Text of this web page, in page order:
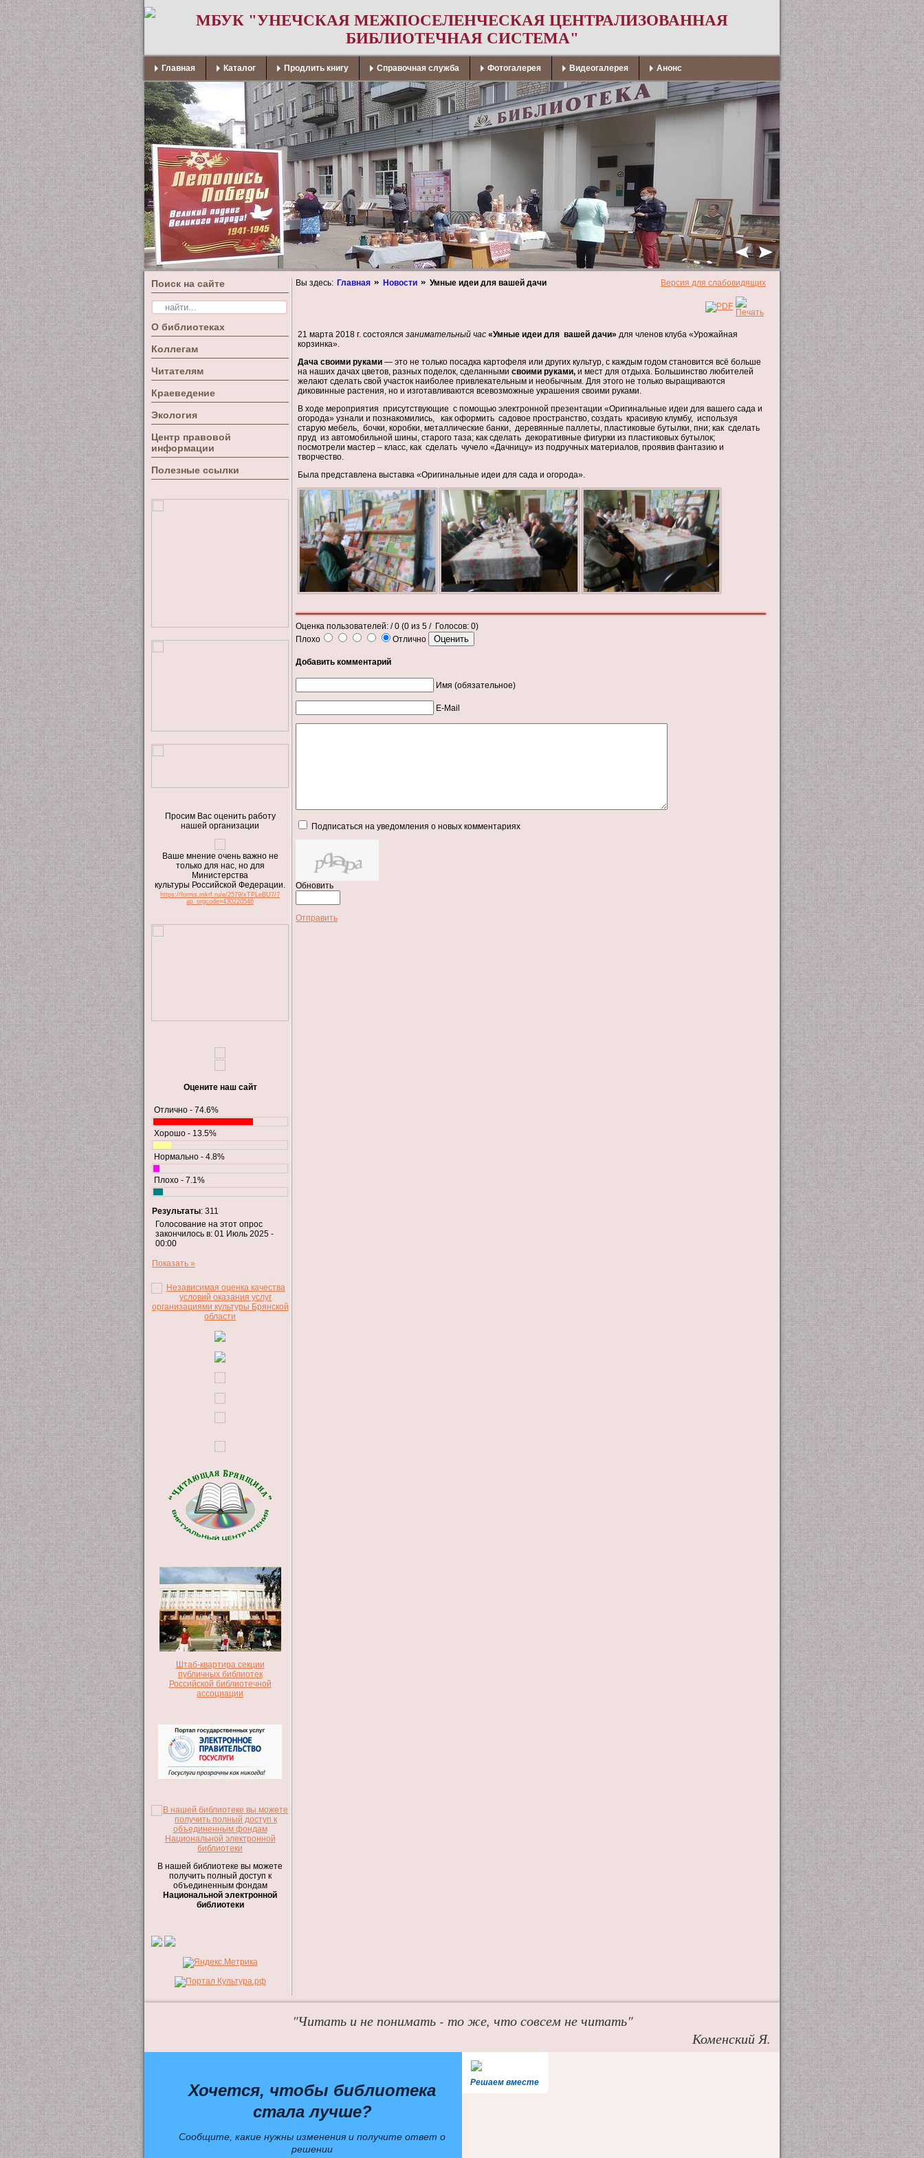
МБУК "УНЕЧСКАЯ МЕЖПОСЕЛЕНЧЕСКАЯ ЦЕНТРАЛИЗОВАННАЯ
БИБЛИОТЕЧНАЯ СИСТЕМА"
Главная Каталог Продлить книгу Справочная служба Фотогалерея Видеогалерея Анонс
Поиск на сайте
О библиотеках
Коллегам
Читателям
Краеведение
Экология
Центр правовой
информации
Полезные ссылки
Просим Вас оценить работу
нашей организации
Ваше мнение очень важно не
только для нас, но для
Министерства
культуры Российской Федерации.
https://forms.mkrf.ru/e/2579/xTPLeBU7/?
ap_orgcode=430220546
Оцените наш сайт
Отлично - 74.6%
Хорошо - 13.5%
Нормально - 4.8%
Плохо - 7.1%
Результаты: 311
Голосование на этот опрос
закончилось в: 01 Июль 2025 -
00:00
Показать »
Штаб-квартира секции
публичных библиотек
Российской библиотечной
ассоциации
В нашей библиотеке вы можете
получить полный доступ к
объединенным фондам
Национальной электронной
библиотеки
Вы здесь: Главная Новости Умные идеи для вашей дачи Версия для слабовидящих
21 марта 2018 г. состоялся занимательный час «Умные идеи для вашей дачи» для членов клуба «Урожайная
корзинка».
Дача своими руками — это не только посадка картофеля или других культур, с каждым годом становится всё больше
на наших дачах цветов, разных поделок, сделанными своими руками, и мест для отдыха. Большинство любителей
желают сделать свой участок наиболее привлекательным и необычным. Для этого не только выращиваются
диковинные растения, но и изготавливаются всевозможные украшения своими руками.
В ходе мероприятия присутствующие с помощью электронной презентации «Оригинальные идеи для вашего сада и
огорода» узнали и познакомились, как оформить садовое пространство, создать красивую клумбу, используя
старую мебель, бочки, коробки, металлические банки, деревянные паллеты, пластиковые бутылки, пни; как сделать
пруд из автомобильной шины, старого таза; как сделать декоративные фигурки из пластиковых бутылок;
посмотрели мастер – класс, как сделать чучело «Дачницу» из подручных материалов, проявив фантазию и
творчество.
Была представлена выставка «Оригинальные идеи для сада и огорода».
Оценка пользователей: / 0 (0 из 5 / Голосов: 0)
Плохо
Отлично
Добавить комментарий
Имя (обязательное)
E-Mail
Подписаться на уведомления о новых комментариях
Обновить
Отправить
"Читать и не понимать - то же, что совсем не читать"
Коменский Я.
Решаем вместе
Хочется, чтобы библиотека
стала лучше?
Сообщите, какие нужны изменения и получите ответ о
решении